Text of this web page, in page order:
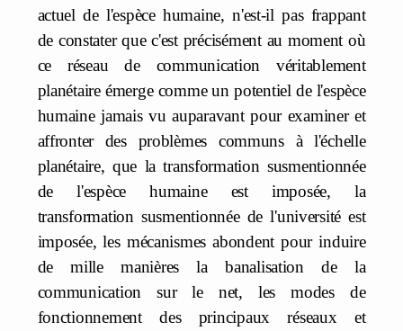
actuel de l'espèce humaine, n'est-il pas frappant
de constater que c'est précisément au moment où
ce réseau de communication véritablement
planétaire émerge comme un potentiel de l'espèce
humaine jamais vu auparavant pour examiner et
affronter des problèmes communs à l'échelle
planétaire, que la transformation susmentionnée
de l'espèce humaine est imposée, la
transformation susmentionnée de l'université est
imposée, les mécanismes abondent pour induire
de mille manières la banalisation de la
communication sur le net, les modes de
fonctionnement des principaux réseaux et